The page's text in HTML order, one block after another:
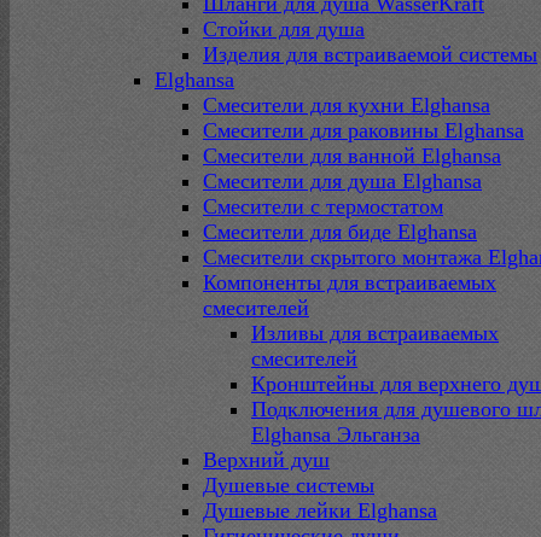
Стойки для душа
Изделия для встраиваемой системы
Elghansa
Смесители для кухни Elghansa
Смесители для раковины Elghansa
Смесители для ванной Elghansa
Смесители для душа Elghansa
Смесители с термостатом
Смесители для биде Elghansa
Смесители скрытого монтажа
Компоненты для встраиваемых
смесителей
Изливы для встраиваемых
смесителей
Кронштейны для верхнего
Подключения для душевого
Elghansa Эльганза
Верхний душ
Душевые системы
Душевые лейки Elghansa